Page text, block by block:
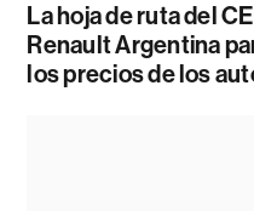
La hoja de ruta del
Renault Argentina
los precios de los